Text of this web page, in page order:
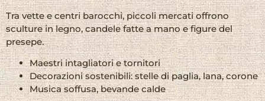
Tra vette e centri barocchi, piccoli mercati offrono
sculture in legno, candele fatte a mano e figure del
presepe.
Maestri intagliatori e tornitori
Decorazioni sostenibili: stelle di paglia, lana, corone
Musica soffusa, bevande calde